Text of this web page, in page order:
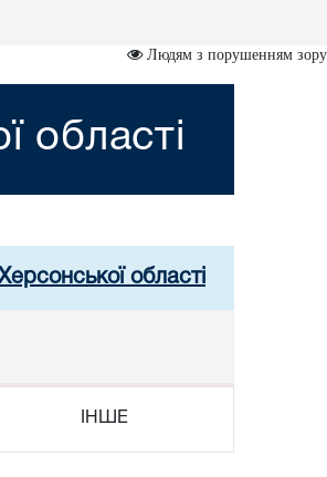
Людям з порушенням зору
області
області
ІНШЕ